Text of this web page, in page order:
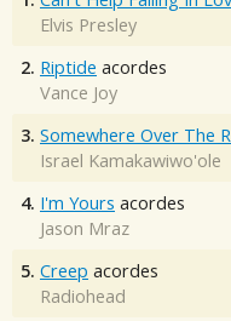
Elvis Presley
2. Riptide acordes
Vance Joy
3. Somewhere Over The
Israel Kamakawiwo'ole
4. I'm Yours acordes
Jason Mraz
5. Creep acordes
Radiohead